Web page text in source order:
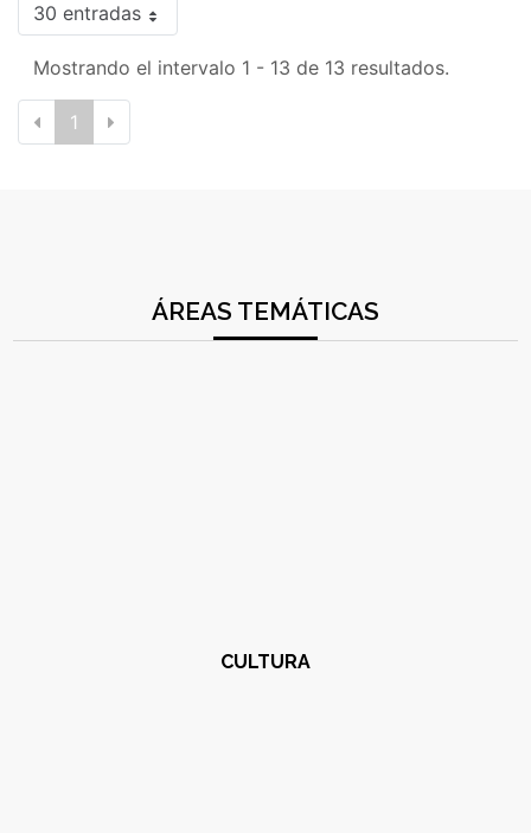
30 entradas
Mostrando el intervalo 1 - 13 de 13 resultados.
1
ÁREAS TEMÁTICAS
CULTURA